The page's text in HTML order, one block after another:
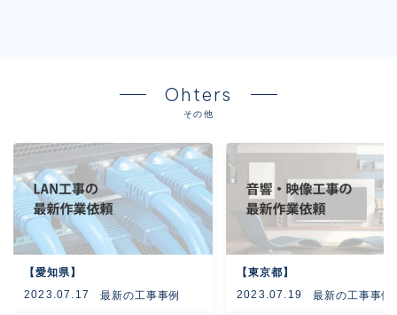
電話工事
音響・映像設備工事
保守メンテナンス代行
よくあるご質問
Ohters
その他
【愛知県】
2023.07.17 最新の工事事例
【東京都】
2023.07.19 最新の工事事例